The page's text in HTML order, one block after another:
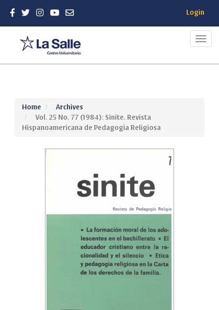
Login
Home
Archives
Vol. 25 No. 77 (1984): Sinite. Revista
Hispanoamericana de Pedagogía Religiosa